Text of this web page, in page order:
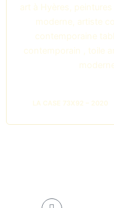
LA CASE 73X92 – 2020